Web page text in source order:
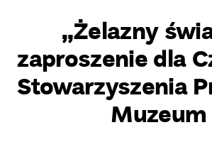
„Żelazny
zaproszenie dla
Stowarzyszenia
Muzeum